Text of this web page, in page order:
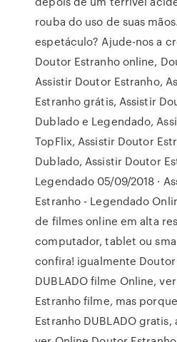
rouba do uso de suas
espetáculo? Ajude-nos a
Doutor Estranho online,
Assistir Doutor Estranho,
Estranho grátis, Assistir
Dublado e Legendado,
TopFlix, Assistir Doutor
Dublado, Assistir Doutor
Legendado 05/09/2018 ·
Estranho - Legendado
de filmes online em alta
computador, tablet ou
confira! igualmente Doutor
DUBLADO filme Online,
Estranho filme, mas
Estranho DUBLADO